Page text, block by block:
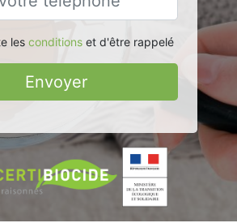
les conditionset d'être rappelé
Envoyer